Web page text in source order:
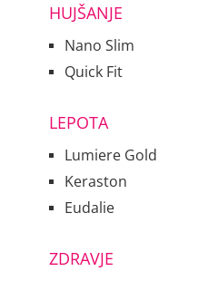
HUJŠANJE
Nano Slim
Quick Fit
LEPOTA
Lumiere Gold
Keraston
Eudalie
ZDRAVJE